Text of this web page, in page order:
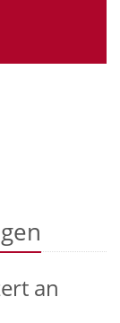
an